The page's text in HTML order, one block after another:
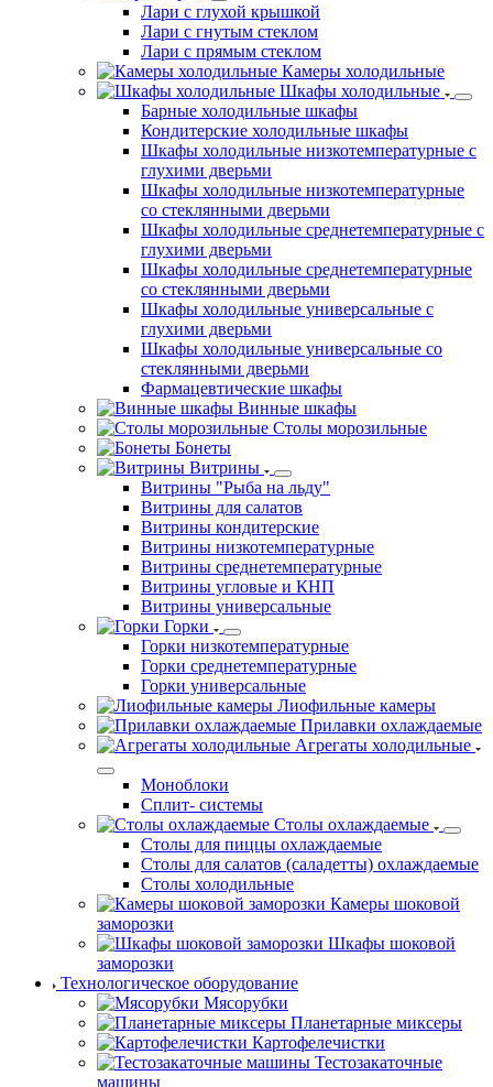
Лари с глухой крышкой
Лари с гнутым стеклом
Лари с прямым стеклом
Камеры холодильные
Шкафы холодильные
Барные холодильные шкафы
Кондитерские холодильные шкафы
Шкафы холодильные низкотемпературные с
глухими дверьми
Шкафы холодильные низкотемпературные
со стеклянными дверьми
Шкафы холодильные среднетемпературные с
глухими дверьми
Шкафы холодильные среднетемпературные
со стеклянными дверьми
Шкафы холодильные универсальные с
глухими дверьми
Шкафы холодильные универсальные со
стеклянными дверьми
Фармацевтические шкафы
Винные шкафы
Столы морозильные
Бонеты
Витрины
Витрины "Рыба на льду"
Витрины для салатов
Витрины кондитерские
Витрины низкотемпературные
Витрины среднетемпературные
Витрины угловые и КНП
Витрины универсальные
Горки
Горки низкотемпературные
Горки среднетемпературные
Горки универсальные
Лиофильные камеры
Прилавки охлаждаемые
Агрегаты холодильные
Моноблоки
Сплит- системы
Столы охлаждаемые
Столы для пиццы охлаждаемые
Столы для салатов (саладетты) охлаждаемые
Столы холодильные
Камеры шоковой
заморозки
Шкафы шоковой
заморозки
Технологическое оборудование
Мясорубки
Планетарные миксеры
Картофелечистки
Тестозакаточные
машины